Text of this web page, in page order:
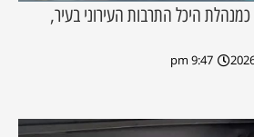
היכל התרבות העירוני בעיר,
9:47 pm